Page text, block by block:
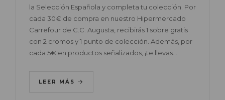
la Selección Española y completa tu colección. Por
cada 30€ de compra en nuestro Hipermercado
Carrefour de C.C. Augusta, recibirás 1 sobre gratis
con 2 cromos y 1 punto de colección. Además, por
cada 5€ en productos señalizados, ¡te llevas…
LEER MÁS